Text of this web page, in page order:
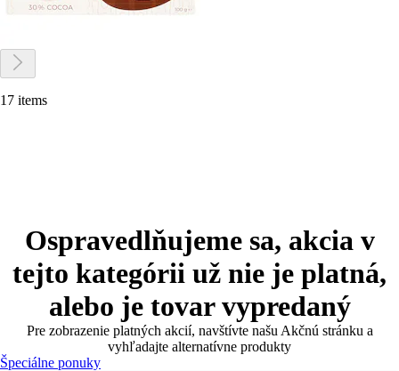
17 items
Ospravedlňujeme sa, akcia v
tejto kategórii už nie je platná,
alebo je tovar vypredaný
Pre zobrazenie platných akcií, navštívte našu Akčnú stránku a
vyhľadajte alternatívne produkty
Špeciálne ponuky